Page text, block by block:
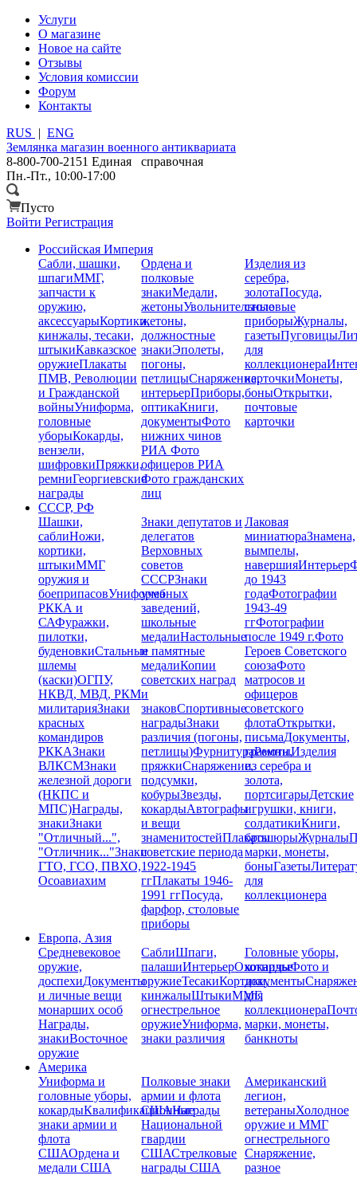
Услуги
О магазине
Новое на сайте
Отзывы
Условия комиссии
Форум
Контакты
RUS | ENG
Землянка магазин военного антиквариата
8-800-700-2151 Единая справочная
Пн.-Пт., 10:00-17:00
Пусто
Войти Регистрация
Российская Империя
Сабли, шашки,
шпагиММГ,
запчасти к
оружию,
аксессуарыКортики,
кинжалы, тесаки,
штыкиКавказское
оружиеПлакаты
ПМВ, Революции
и Гражданской
войныУниформа,
головные
уборыКокарды,
вензели,
шифровкиПряжки,
ремниГеоргиевские
награды
Ордена и
полковые
знакиМедали,
жетоныУвольнительные
жетоны,
должностные
знакиЭполеты,
погоны,
петлицыСнаряжение,
интерьерПриборы,
оптикаКниги,
документыФото
нижних чинов
РИАФото
офицеров РИА
Фото гражданских
лиц
Изделия из
серебра,
золотаПосуда,
столовые
приборыЖурналы,
газетыПуговицы
для
коллекционера
карточкиМонеты,
боныОткрытки,
почтовые
карточки
СССР, РФ
Шашки,
саблиНожи,
кортики,
штыкиММГ
оружия и
боеприпасовУниформа
РККА и
САФуражки,
пилотки,
буденовкиСтальные
шлемы
(каски)ОГПУ,
НКВД, МВД, РКМ
милитарияЗнаки
красных
командиров
РККАЗнаки
ВЛКСМЗнаки
железной дороги
(НКПС и
МПС)Награды,
знакиЗнаки
"Отличный...",
"Отличник..."Знаки
ГТО, ГСО, ПВХО,
Осоавиахим
Знаки депутатов и
делегатов
Верховных
советов
СССРЗнаки
учебных
заведений,
школьные
медалиНастольные
и памятные
медалиКопии
советских наград
и
знаковСпортивные
наградыЗнаки
различия (погоны,
петлицы)ФурнитураРемни,
пряжкиСнаряжение,
подсумки,
кобурыЗвезды,
кокардыАвтографы
и вещи
знаменитостейПлакаты
советские периода
1922-1945
ггПлакаты 1946-
1991 ггПосуда,
фарфор, столовые
приборы
Лаковая
миниатюраЗнамена,
вымпелы,
навершияИнтерьер
до 1943
годаФотографии
1943-49
ггФотографии
после 1949 г.Фото
Героев Советского
союзаФото
матросов и
офицеров
советского
флотаОткрытки,
письмаДокументы,
грамотыИзделия
из серебра и
золота,
портсигарыДетские
игрушки, книги,
солдатикиКниги,
брошюрыЖурналы
марки, монеты,
боныГазеты
для
коллекционера
Европа, Азия
Средневековое
оружие,
доспехиДокументы
и личные вещи
монарших особ
Награды,
знакиВосточное
оружие
СаблиШпаги,
палашиИнтерьерОхотничье
оружиеТесакиКортики,
кинжалыШтыкиММГ,
огнестрельное
оружиеУниформа,
знаки различия
Головные уборы,
кокардыФото и
документы
для
коллекционера
марки, монеты,
банкноты
Америка
Униформа и
головные уборы,
кокардыКвалификационные
знаки армии и
флота
СШАОрдена и
медали США
Полковые знаки
армии и флота
СШАНаграды
Национальной
гвардии
СШАСтрелковые
награды США
Американский
легион,
ветераныХолодное
оружие и ММГ
огнестрельного
Снаряжение,
разное